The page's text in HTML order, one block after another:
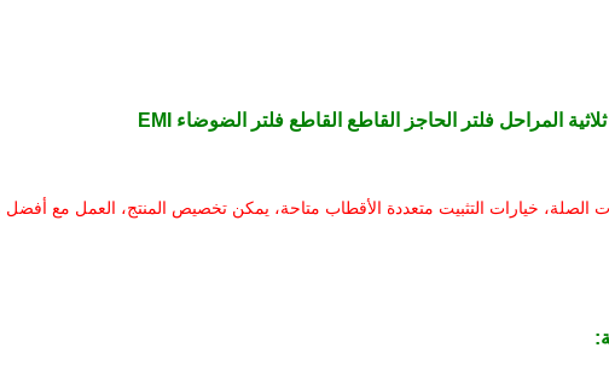
الصلة، خيارات التثبيت متعددة الأقطاب متاحة، يمكن تخصيص المنتج، العمل مع